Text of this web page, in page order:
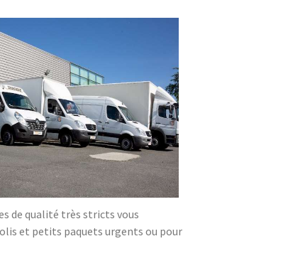
de qualité très stricts vous
et petits paquets urgents ou pour